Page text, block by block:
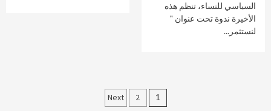
السياسي للنساء، تنظم هذه
الأخيرة ندوة تحت عنوان "
لنستثمر...
Posts
1
2
Next